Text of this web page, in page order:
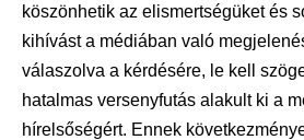
köszönhetik az elismertségüket és
kihívást a médiában való
válaszolva a kérdésére, le kell
hatalmas versenyfutás alakult ki a
hírelsőségért. Ennek